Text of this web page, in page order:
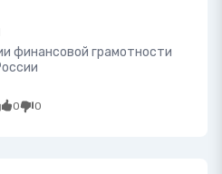
финансовой грамотности
0 0